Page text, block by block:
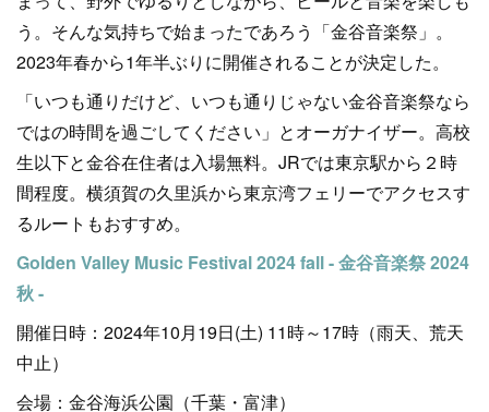
う。そんな気持ちで始まったであろう「金谷音楽祭」。
2023年春から1年半ぶりに開催されることが決定した。
「いつも通りだけど、いつも通りじゃない金谷音楽祭なら
ではの時間を過ごしてください」とオーガナイザー。高校
生以下と金谷在住者は入場無料。JRでは東京駅から２時
間程度。横須賀の久里浜から東京湾フェリーでアクセスす
るルートもおすすめ。
Golden Valley Music Festival 2024 fall - 金谷音楽祭 2024
秋 -
開催日時：2024年10月19日(土) 11時～17時（雨天、荒天
中止）
会場：金谷海浜公園（千葉・富津）